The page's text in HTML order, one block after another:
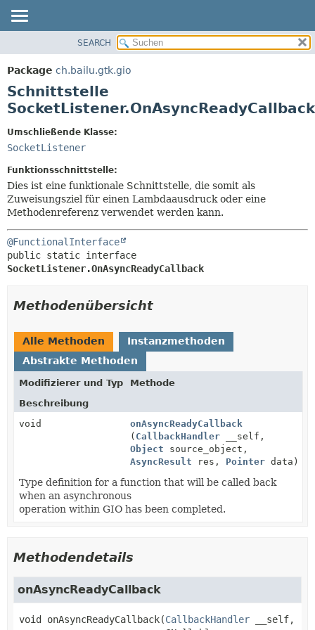
PACKAGE
KLASSE
BAUM
INDEX
KONSTRUKTOR
METHODE
SEARCH
Package ch.bailu.gtk.gio
Schnittstelle
SocketListener.OnAsyncReadyCallback
Umschließende Klasse:
SocketListener
Funktionsschnittstelle:
Dies ist eine funktionale Schnittstelle, die somit als
Zuweisungsziel für einen Lambdaausdruck oder eine
Methodenreferenz verwendet werden kann.
@FunctionalInterface
SocketListener.OnAsyncReadyCallback
Methodenübersicht
Alle Methoden
Instanzmethoden
Abstrakte Methoden
Modifizierer und Typ
Methode
Beschreibung
void
onAsyncReadyCallback
( CallbackHandler __self,
Object source_object,
AsyncResult res, Pointer data)
Type definition for a function that will be called back
when an asynchronous
operation within GIO has been completed.
Methodendetails
onAsyncReadyCallback
void onAsyncReadyCallback(CallbackHandler __self,